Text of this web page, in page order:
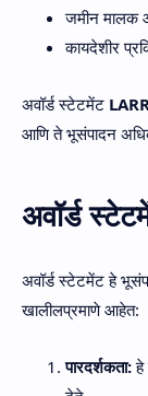
जमीन मालक
कायदेशीर
अवॉर्ड स्टेटमेंट
आणि ते भूसंपादन
अवॉर्ड
अवॉर्ड स्टेटमेंट हे
खालीलप्रमाणे आहेत:
पारदर्शकता:हे